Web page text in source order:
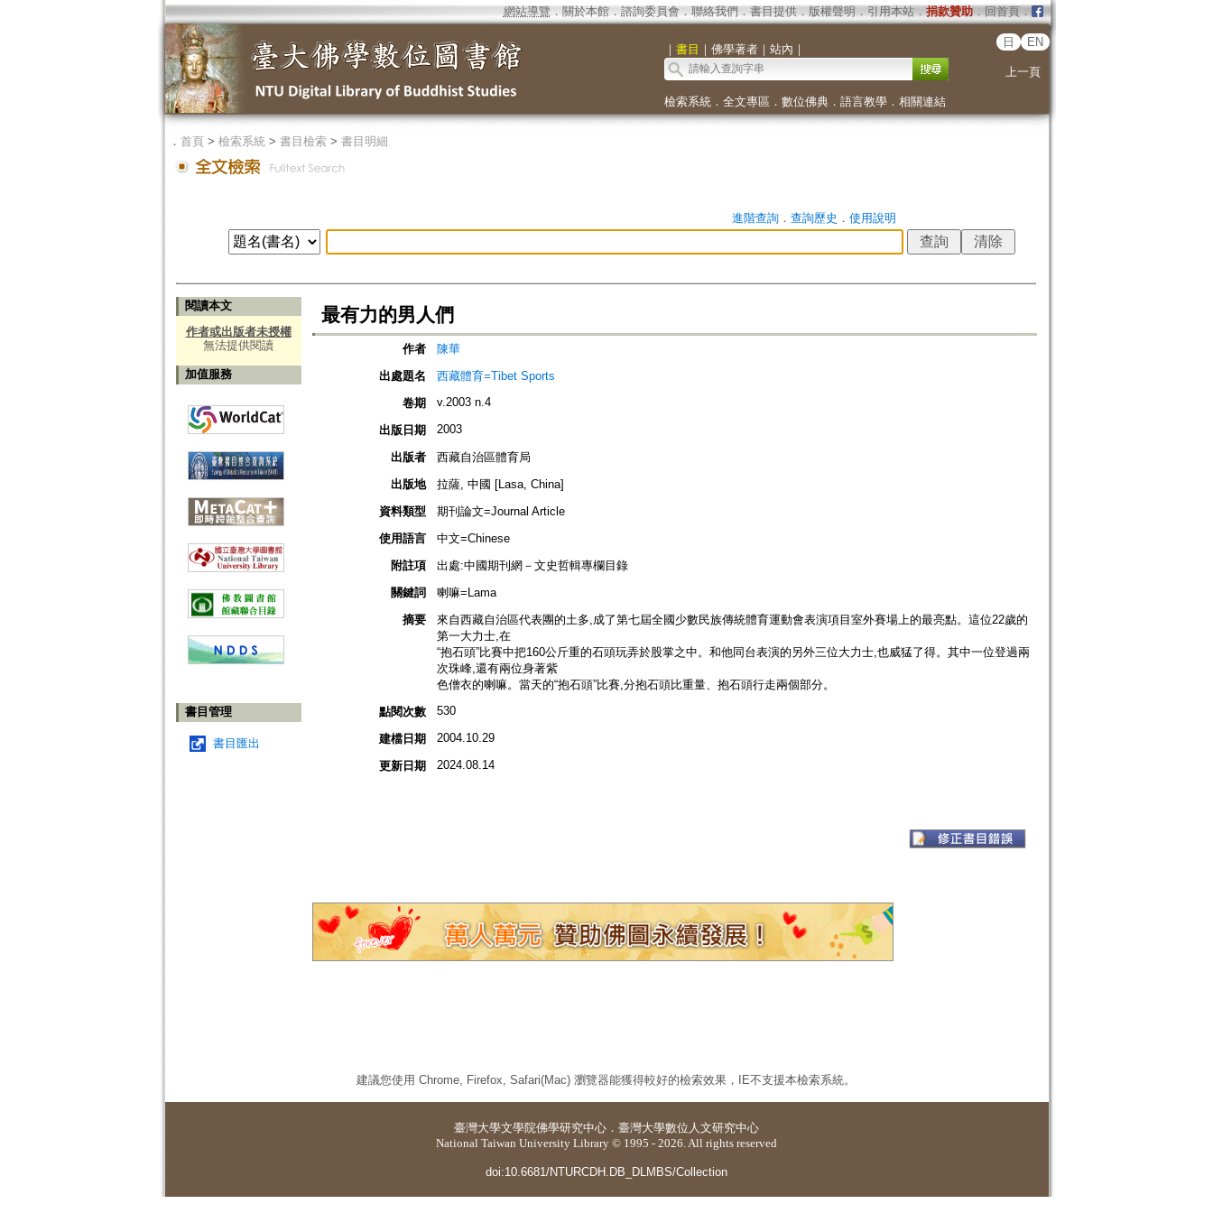
網站導覽 ． 關於本館． 諮詢委員會． 聯絡我們 ． 書目提供． 版權聲明 ． 引用本站． 捐款贊助．回首頁．
｜ 書目 ｜ 佛學著者｜ 站內 ｜
日 EN
上一頁
檢索系統． 全文專區 ． 數位佛典． 語言教學． 相關連結
． 首頁> 檢索系統> 書目檢索> 書目明細
進階查詢． 查詢歷史 ． 使用說明
閱讀本文
作者或出版者未授權
無法提供閱讀
加值服務
書目管理
書目匯出
最有力的男人們
作者
陳華
出處題名
西藏體育=Tibet Sports
卷期
v.2003 n.4
出版日期 2003
出版者
西藏自治區體育局
出版地
拉薩, 中國 [Lasa, China]
資料類型
期刊論文=Journal Article
使用語言
中文=Chinese
附註項
出處:中國期刊網－文史哲輯專欄目錄
關鍵詞
喇嘛=Lama
摘要
來自西藏自治區代表團的土多,成了第七屆全國少數民族傳統體育運動會表演項目室外賽場上的最亮點。這位22歲的
第一大力士,在
“抱石頭”比賽中把160公斤重的石頭玩弄於股掌之中。和他同台表演的另外三位大力士,也威猛了得。其中一位登過兩
次珠峰,還有兩位身著紫
色僧衣的喇嘛。當天的“抱石頭”比賽,分抱石頭比重量、抱石頭行走兩個部分。
點閱次數
530
建檔日期 2004.10.29
更新日期 2024.08.14
建議您使用 Chrome, Firefox, Safari(Mac) 瀏覽器能獲得較好的檢索效果，IE不支援本檢索系統。
臺灣大學文學院佛學研究中心 ． 臺灣大學數位人文研究中心
National Taiwan University Library © 1995 - 2026. All rights reserved
doi:10.6681/NTURCDH.DB_DLMBS/Collection